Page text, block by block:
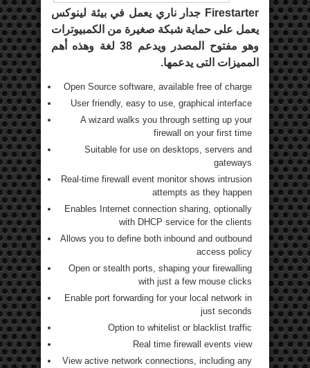
Firestarter جدار ناري يعمل في بيئة لينوكس
يعمل على حماية شبكة صغيرة من الكمبيوترات
وهو مفتوح المصدر ويدعم 38 لغة وهذه أهم
المميزات التى يدعمها.
Open Source software, available free of charge
User friendly, easy to use, graphical interface
A wizard walks you through setting up your
firewall on your first time
Suitable for use on desktops, servers and
gateways
Real-time firewall event monitor shows intrusion
attempts as they happen
Enables Internet connection sharing, optionally
with DHCP service for the clients
Allows you to define both inbound and outbound
access policy
Open or stealth ports, shaping your firewalling
with just a few mouse clicks
Enable port forwarding for your local network in
just seconds
Option to whitelist or blacklist traffic
Real time firewall events view
View active network connections, including any